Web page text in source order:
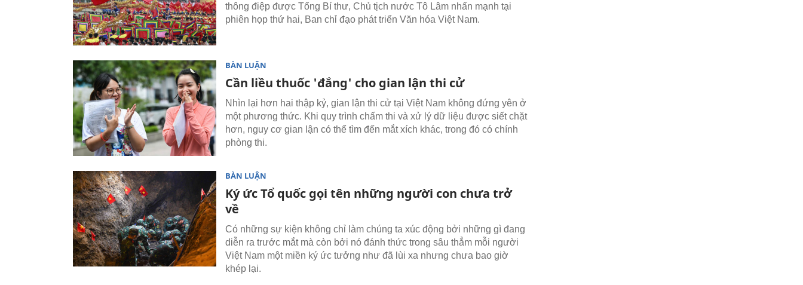
thông điệp được Tổng Bí thư, Chủ tịch nước Tô Lâm nhấn mạnh tại
phiên họp thứ hai, Ban chỉ đạo phát triển Văn hóa Việt Nam.
BÀN LUẬN
Cần liều thuốc 'đắng' cho gian lận thi cử
Nhìn lại hơn hai thập kỷ, gian lận thi cử tại Việt Nam không đứng yên ở
một phương thức. Khi quy trình chấm thi và xử lý dữ liệu được siết chặt
hơn, nguy cơ gian lận có thể tìm đến mắt xích khác, trong đó có chính
phòng thi.
BÀN LUẬN
Ký ức Tổ quốc gọi tên những người con chưa trở
về
Có những sự kiện không chỉ làm chúng ta xúc động bởi những gì đang
diễn ra trước mắt mà còn bởi nó đánh thức trong sâu thẳm mỗi người
Việt Nam một miền ký ức tưởng như đã lùi xa nhưng chưa bao giờ
khép lại.